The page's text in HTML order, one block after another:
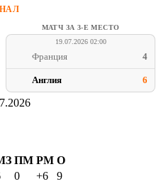
МАТЧ ЗА 3-Е МЕСТО
19.07.2026 02:00
Франция 4
Англия 6
ПМ РМ О
0 +6
9